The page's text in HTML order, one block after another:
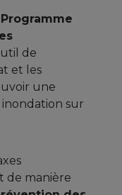
Programme
de
et les
une
sur
de manière